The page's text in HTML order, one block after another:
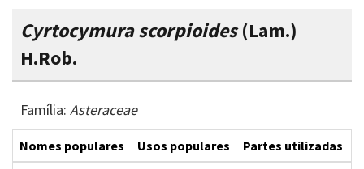
Cyrtocymura scorpioides(Lam.)
H.Rob.
Família: Asteraceae
Nomes populares Usos populares Partes utilizadas